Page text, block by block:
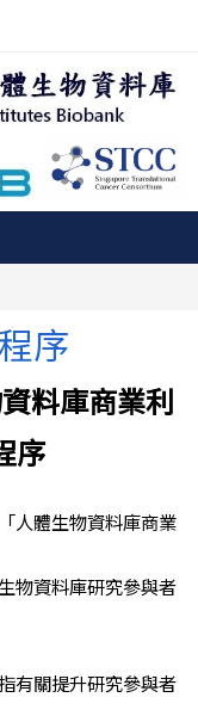
序
料庫商業利
序
人體生物資料庫商業
物資料庫研究參與者
有關提升研究參與者